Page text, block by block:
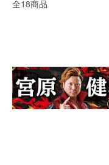
全18商品